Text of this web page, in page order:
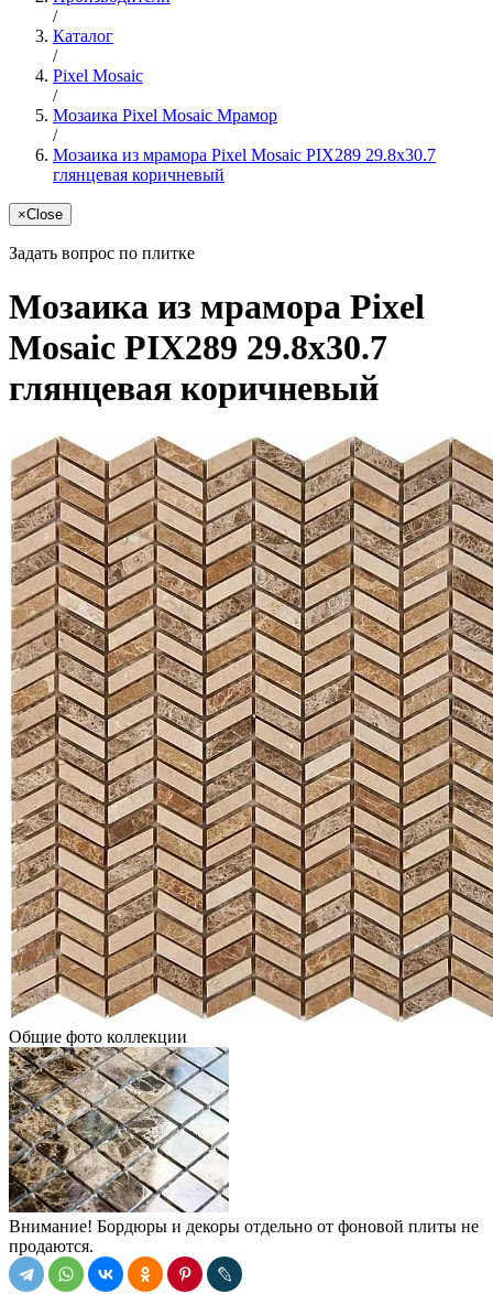
/
Каталог
/
Pixel Mosaic
/
Мозаика Pixel Mosaic Мрамор
/
Мозаика из мрамора Pixel Mosaic PIX289 29.8x30.7
глянцевая коричневый
×Close
Задать вопрос по плитке
Мозаика из мрамора Pixel
Mosaic PIX289 29.8x30.7
глянцевая коричневый
Общие фото коллекции
Внимание! Бордюры и декоры отдельно от фоновой плиты не
продаются.